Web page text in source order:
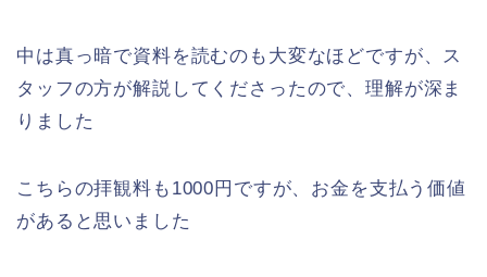
中は真っ暗で資料を読むのも大変なほどですが、ス
タッフの方が解説してくださったので、理解が深ま
りました
こちらの拝観料も1000円ですが、お金を支払う価値
があると思いました